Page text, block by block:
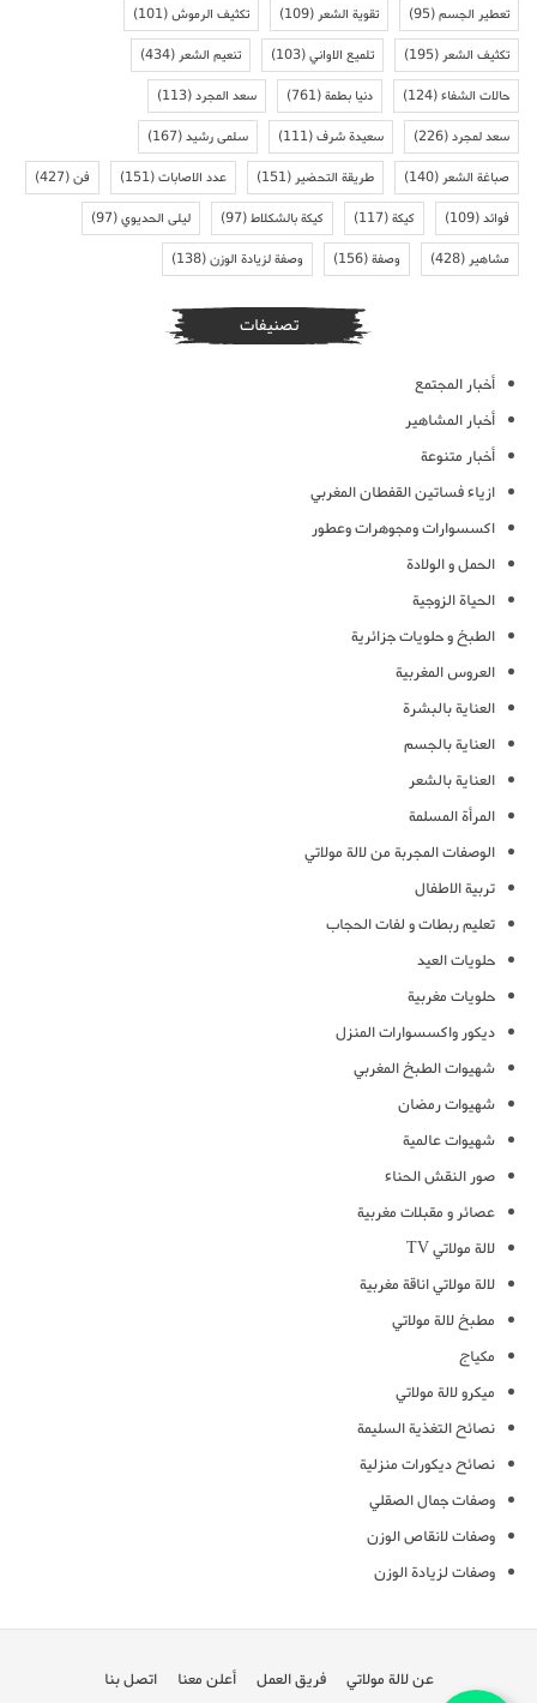
تعطير الجسم(95) تقوية الشعر(109) تكثيف الرموش(101)
تكثيف الشعر(195) تلميع الاواني(103) تنعيم الشعر(434)
حالات الشفاء(124) دنيا بطمة(761) سعد المجرد(113)
سعد لمجرد(226) سعيدة شرف(111) سلمى رشيد(167)
صباغة الشعر(140) طريقة التحضير(151) عدد الاصابات(151) فن(427)
فوائد(109) كيكة(117) كيكة بالشكلاط(97) ليلى الحديوي(97)
مشاهير(428) وصفة(156) وصفة لزيادة الوزن(138)
تصنيفات
أخبار المجتمع
أخبار المشاهير
أخبار متنوعة
ازياء فساتين القفطان المغربي
اكسسوارات ومجوهرات وعطور
الحمل و الولادة
الحياة الزوجية
الطبخ و حلويات جزائرية
العروس المغربية
العناية بالبشرة
العناية بالجسم
العناية بالشعر
المرأة المسلمة
الوصفات المجربة من لالة مولاتي
تربية الاطفال
تعليم ربطات و لفات الحجاب
حلويات العيد
حلويات مغربية
ديكور واكسسوارات المنزل
شهيوات الطبخ المغربي
شهيوات رمضان
شهيوات عالمية
صور النقش الحناء
عصائر و مقبلات مغربية
لالة مولاتي TV
لالة مولاتي اناقة مغربية
مطبخ لالة مولاتي
مكياج
ميكرو لالة مولاتي
نصائح التغذية السليمة
نصائح ديكورات منزلية
وصفات جمال الصقلي
وصفات لانقاص الوزن
وصفات لزيادة الوزن
عن لالة مولاتي فريق العمل أعلن معنا اتصل بنا